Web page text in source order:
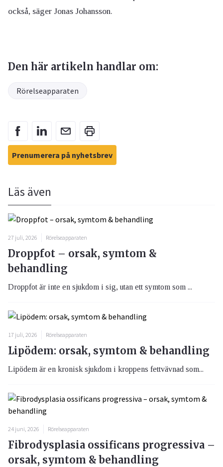
också, säger Jonas Johansson.
Den här artikeln handlar om:
Rörelseapparaten
Prenumerera på nyhetsbrev
Läs även
27 juli, 2026 Rörelseapparaten
Droppfot – orsak, symtom &
behandling
Droppfot är inte en sjukdom i sig, utan ett symtom som ...
17 juli, 2026 Rörelseapparaten
Lipödem: orsak, symtom & behandling
Lipödem är en kronisk sjukdom i kroppens fettvävnad som...
24 juni, 2026 Rörelseapparaten
Fibrodysplasia ossificans progressiva –
orsak, symtom & behandling